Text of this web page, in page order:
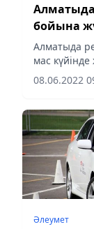
бойына
Алматыда
мас
08.06.2022
Әлеумет